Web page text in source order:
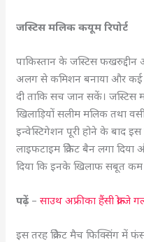
जस्टिस मलिक कयूम रिपोर्ट
पाकिस्तान के जस्टिस
अलग से कमिशन बनाया और कई
दी ताकि सच जान सकें। जस्टिस
खिलाड़ियों सलीम मलिक तथा
इन्वेस्टिगेशन पूरी होने के बाद
लाइफटाइम क्रिकेट बैन लगा
दिया कि इनके खिलाफ सबूत कम
पढ़ें –साउथ अफ्रीका हैंसी
इस तरह क्रिकेट मैच फिक्सिंग में